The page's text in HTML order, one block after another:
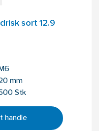
sort 12.9
M6
mm
Stk
handle